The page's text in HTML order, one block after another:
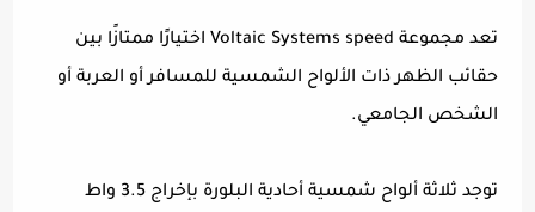
تعد مجموعة Voltaic Systems speed اختيارًا ممتازًا بين
حقائب الظهر ذات الألواح الشمسية للمسافر أو العربة أو
الشخص الجامعي.
توجد ثلاثة ألواح شمسية أحادية البلورة بإخراج 3.5 واط